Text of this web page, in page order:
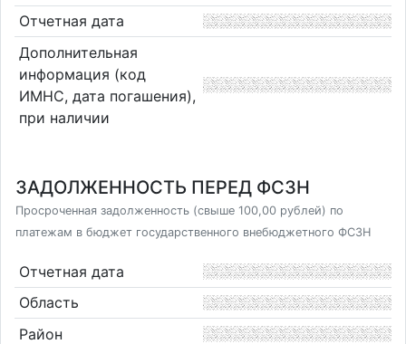
Отчетная дата
Дополнительная
информация (код
ИМНС, дата погашения),
при наличии
ЗАДОЛЖЕННОСТЬ ПЕРЕД ФСЗН
Просроченная задолженность (свыше 100,00 рублей) по
платежам в бюджет государственного внебюджетного ФСЗН
Отчетная дата
Область
Район